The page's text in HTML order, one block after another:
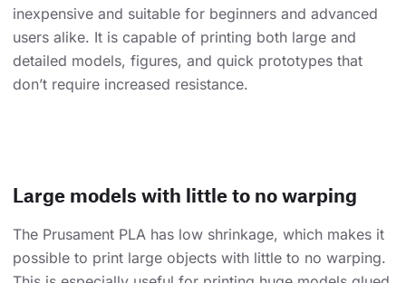
inexpensive and suitable for beginners and advanced
users alike. It is capable of printing both large and
detailed models, figures, and quick prototypes that
don’t require increased resistance.
Large models with little to no warping
The Prusament PLA has low shrinkage, which makes it
possible to print large objects with little to no warping.